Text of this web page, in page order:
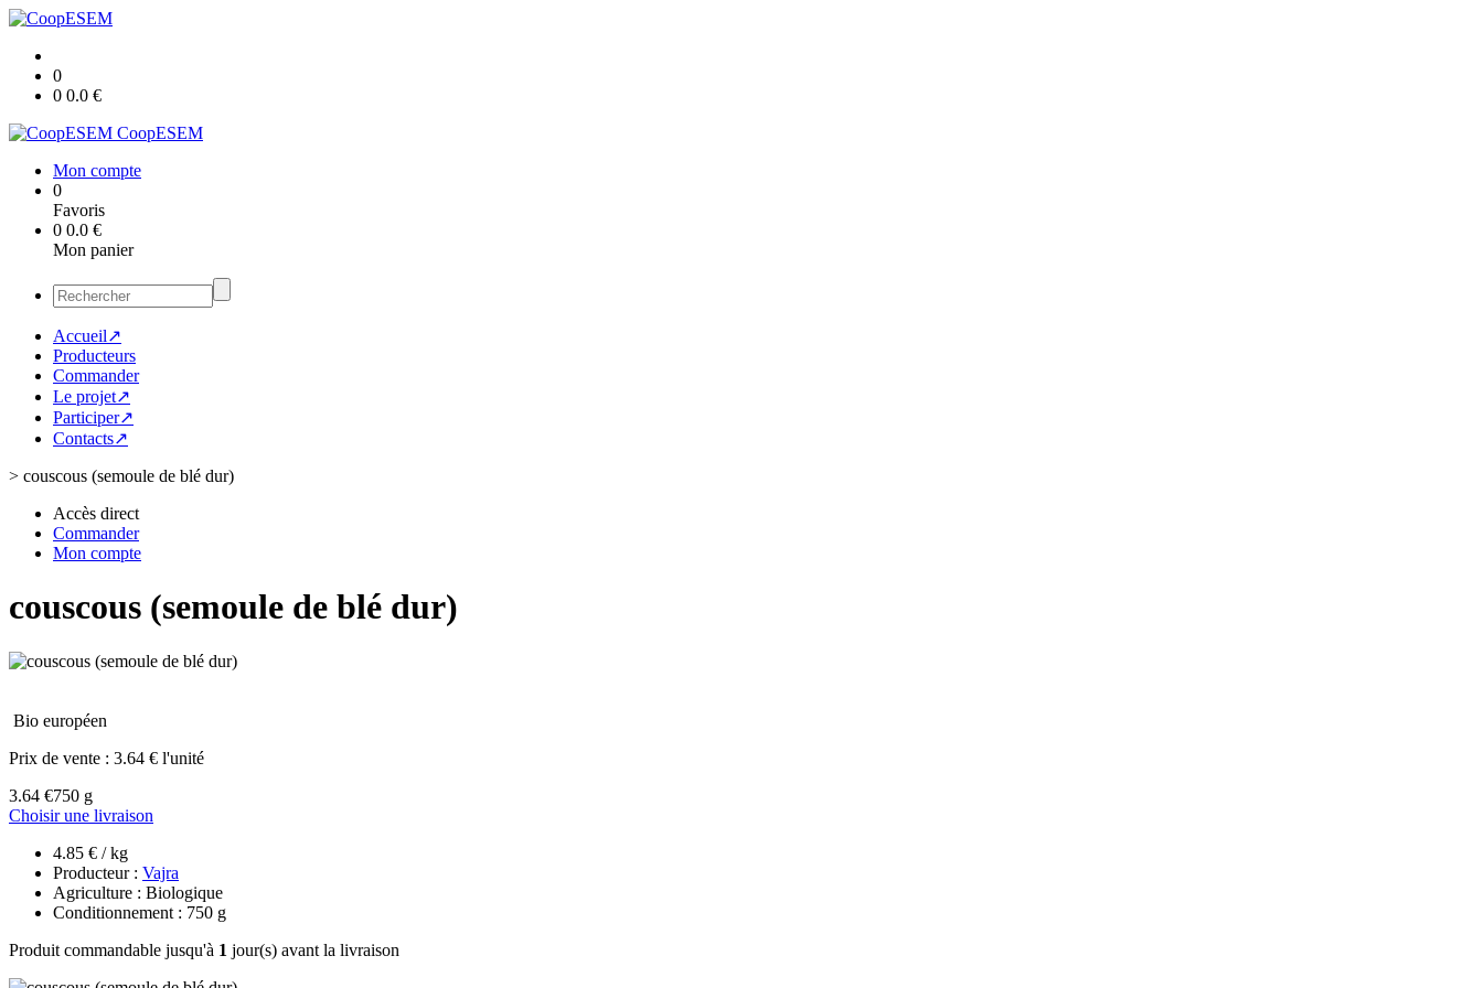
0
0 0.0 €
CoopESEM
Mon compte
0
Favoris
0 0.0 €
Mon panier
Accueil↗
Producteurs
Commander
Le projet↗
Participer↗
Contacts↗
> couscous (semoule de blé dur)
Accès direct
Commander
Mon compte
couscous (semoule de blé dur)
Bio européen
Prix de vente : 3.64 € l'unité
3.64 €750 g
Choisir une livraison
4.85 € / kg
Producteur : Vajra
Agriculture : Biologique
Conditionnement : 750 g
Produit commandable jusqu'à 1 jour(s) avant la livraison